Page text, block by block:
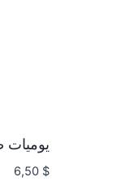
يوميات
6,50 $